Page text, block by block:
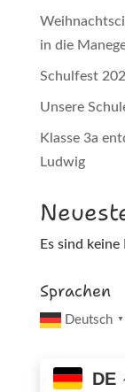
in die
Schulfest
Unsere
Klasse 3a
Ludwig
Es sind
Sprachen
Deutsch ▼
DE